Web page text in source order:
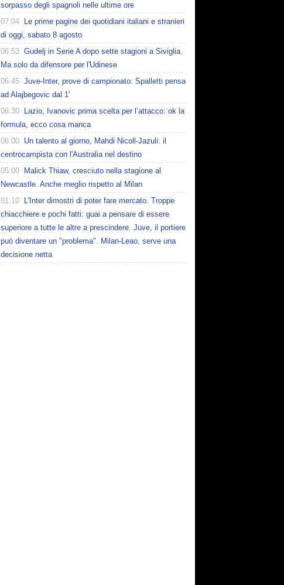
sorpasso degli spagnoli nelle ultime ore
07:04
Le prime pagine dei quotidiani italiani e stranieri
di oggi, sabato 8 agosto
06:53 Gudelj in Serie A dopo sette stagioni a Siviglia.
Ma solo da difensore per l'Udinese
06:45 Juve-Inter, prove di campionato: Spalletti pensa
ad Alajbegovic dal 1'
06:30
Lazio, Ivanovic prima scelta per l’attacco: ok la
formula, ecco cosa manca
06:00 Un talento al giorno, Mahdi Nicoll-Jazuli: il
centrocampista con l'Australia nel destino
05:00
Malick Thiaw, cresciuto nella stagione al
Newcastle. Anche meglio rispetto al Milan
01:10
L'Inter dimostri di poter fare mercato. Troppe
chiacchiere e pochi fatti: guai a pensare di essere
superiore a tutte le altre a prescindere. Juve, il portiere
può diventare un "problema". Milan-Leao, serve una
decisione netta